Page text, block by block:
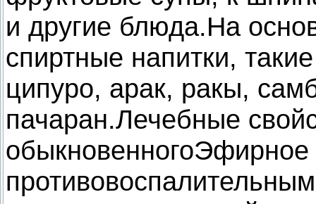
и другие блюда.На
спиртные напитки,
ципуро, арак, ракы,
пачаран.Лечебные